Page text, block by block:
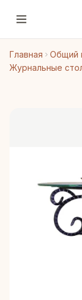
Главная Общий
Журнальные